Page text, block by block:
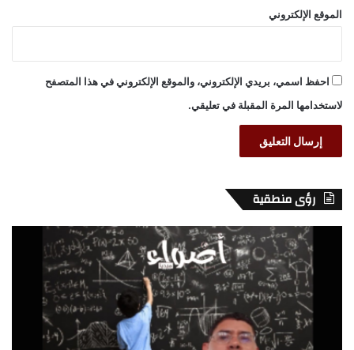
الموقع الإلكتروني
احفظ اسمي، بريدي الإلكتروني، والموقع الإلكتروني في هذا المتصفح
لاستخدامها المرة المقبلة في تعليقي.
رؤى منطقية